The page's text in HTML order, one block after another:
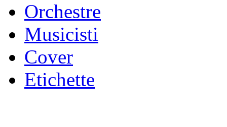
Orchestre
Musicisti
Cover
Etichette